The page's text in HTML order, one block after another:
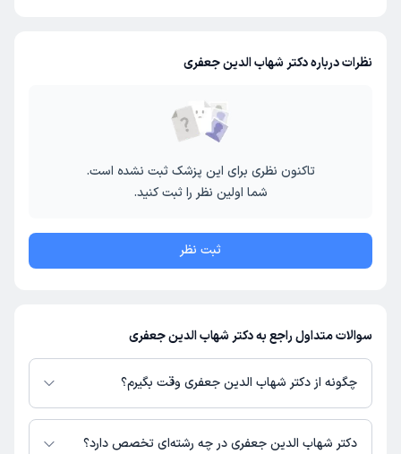
نظرات درباره دکتر شهاب الدین جعفری
تاکنون نظری برای این پزشک ثبت نشده است.
شما اولین نظر را ثبت کنید.
ثبت نظر
سوالات متداول راجع به دکتر شهاب الدین جعفری
چگونه از دکتر شهاب الدین جعفری وقت بگیرم؟
در صورتی کهدکتر شهاب الدین جعفریدارای پروفایل فعال و نوبت‌دهی باز در
پلتفرم دکترتو باشند، می‌توانید از طریق این پلتفرم برای دریافت نوبت اقدام کنید.
دکتر شهاب الدین جعفری در چه رشته‌ای تخصص دارد؟